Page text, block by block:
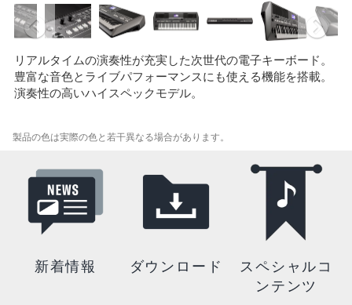
リアルタイムの演奏性が充実した次世代の電子キーボード。
豊富な音色とライブパフォーマンスにも使える機能を搭載。
演奏性の高いハイスペックモデル。
製品の色は実際の色と若干異なる場合があります。
新着情報 ダウンロード
スペシャルコ
ンテンツ